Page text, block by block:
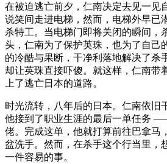
在被迫逃亡前夕，仁南决定去见一见
说笑间走进电梯，然而，电梯外早已
杀特工。当电梯门即将关闭的瞬间，
头，仁南为了保护英珠，也为了自己
的冷酷与果断，干净利落地解决了杀
却让英珠直接吓傻。就这样，仁南带
上了逃亡日本的道路。
时光流转，八年后的日本。仁南依旧
他接到了职业生涯的最后一单任务
佬。完成这单，他就打算前往巴拿马
盆洗手。然而，在杀手这个行当里，
一件容易的事。